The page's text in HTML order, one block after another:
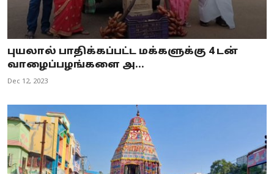
புயலால் பாதிக்கப்பட்ட மக்களுக்கு 4 டன்
வாழைப்பழங்களை அ...
Dec 12, 2023